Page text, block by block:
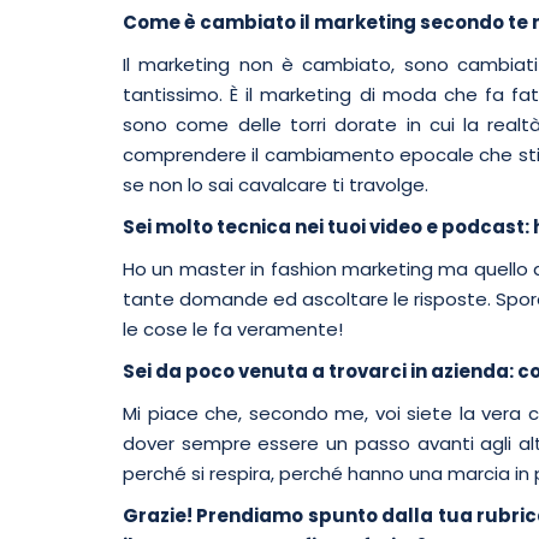
Come è cambiato il marketing secondo te
Il marketing non è cambiato, sono
tantissimo. È il marketing di moda che fa
sono come delle torri dorate in cui la
comprendere il cambiamento epocale che
se non lo sai cavalcare ti travolge.
Sei molto tecnica nei tuoi video e
Ho un master in fashion marketing ma
tante domande ed ascoltare le risposte.
le cose le fa veramente!
Sei da poco venuta a trovarci in azienda:
Mi piace che, secondo me, voi siete la
dover sempre essere un passo avanti agli
perché si respira, perché hanno una marcia in
Grazie! Prendiamo spunto dalla tua